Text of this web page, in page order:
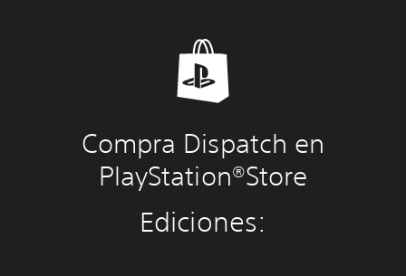
Compra Dispatch en
PlayStation®Store
Ediciones: